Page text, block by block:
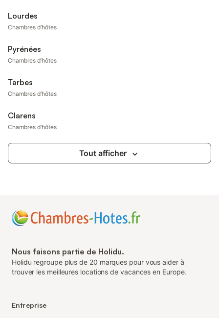
Lourdes
Chambres d’hôtes
Pyrénées
Chambres d’hôtes
Tarbes
Chambres d’hôtes
Clarens
Chambres d’hôtes
Tout afficher
Nous faisons partie de Holidu.
Holidu regroupe plus de 20 marques pour vous aider à
trouver les meilleures locations de vacances en Europe.
Entreprise